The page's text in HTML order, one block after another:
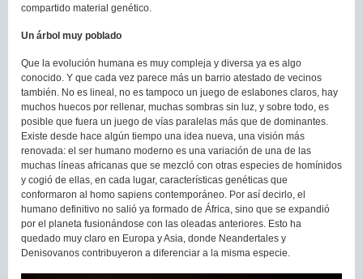
compartido material genético.
Un árbol muy poblado
Que la evolución humana es muy compleja y diversa ya es algo
conocido. Y que cada vez parece más un barrio atestado de vecinos
también. No es lineal, no es tampoco un juego de eslabones claros, hay
muchos huecos por rellenar, muchas sombras sin luz, y sobre todo, es
posible que fuera un juego de vías paralelas más que de dominantes.
Existe desde hace algún tiempo una idea nueva, una visión más
renovada: el ser humano moderno es una variación de una de las
muchas líneas africanas que se mezcló con otras especies de homínidos
y cogió de ellas, en cada lugar, características genéticas que
conformaron al homo sapiens contemporáneo. Por así decirlo, el
humano definitivo no salió ya formado de África, sino que se expandió
por el planeta fusionándose con las oleadas anteriores. Esto ha
quedado muy claro en Europa y Asia, donde Neandertales y
Denisovanos contribuyeron a diferenciar a la misma especie.